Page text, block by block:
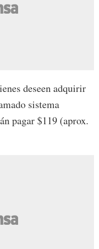
deseen adquirir
sistema
pagar $119 (aprox.